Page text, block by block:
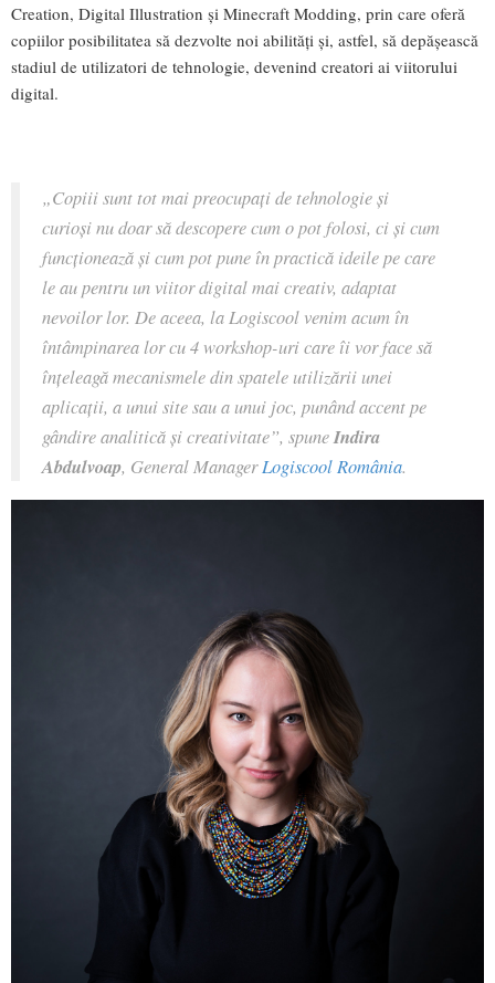
Creation, Digital Illustration și Minecraft Modding, prin care oferă
copiilor posibilitatea să dezvolte noi abilități și, astfel, să depășească
stadiul de utilizatori de tehnologie, devenind creatori ai viitorului
digital.
„Copiii sunt tot mai preocupați de tehnologie și
curioși nu doar să descopere cum o pot folosi, ci și cum
funcționează și cum pot pune în practică ideile pe care
le au pentru un viitor digital mai creativ, adaptat
nevoilor lor. De aceea, la Logiscool venim acum în
întâmpinarea lor cu 4 workshop-uri care îi vor face să
înțeleagă mecanismele din spatele utilizării unei
aplicații, a unui site sau a unui joc, punând accent pe
gândire analitică și creativitate”, spuneIndira
Abdulvoap, General ManagerLogiscool România.